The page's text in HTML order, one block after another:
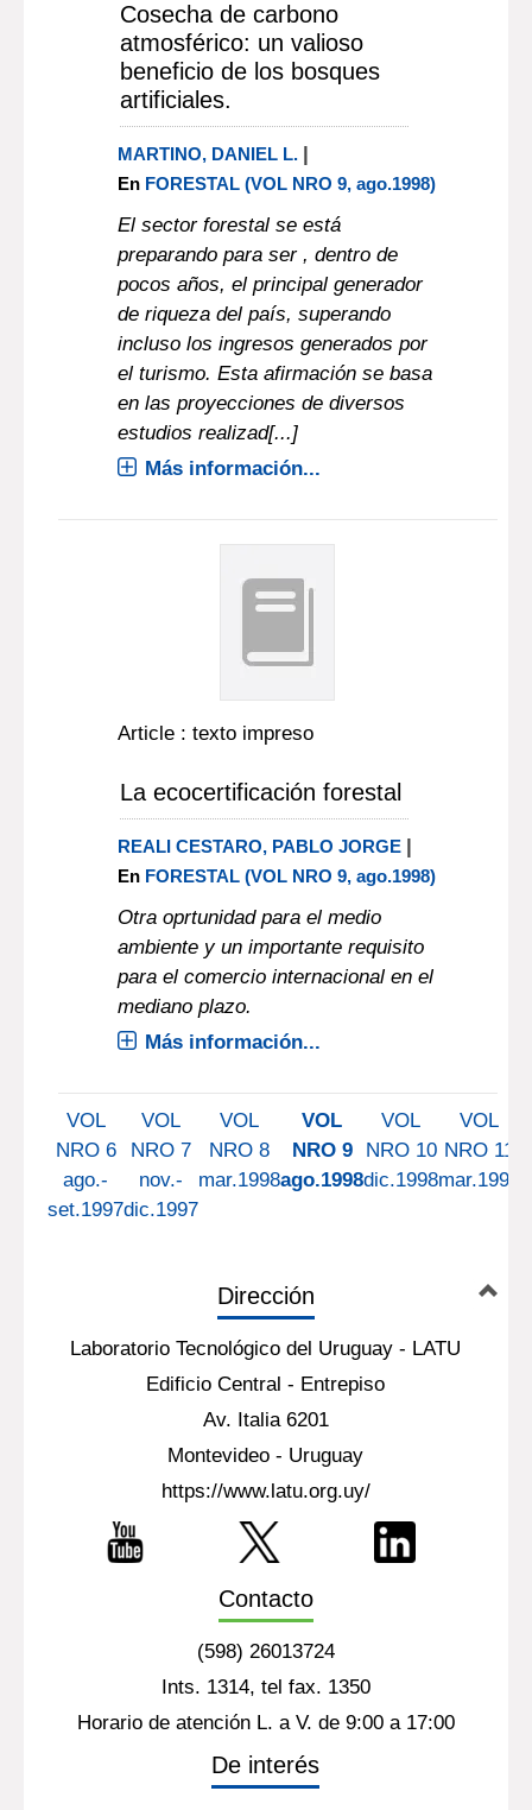
Cosecha de carbono
atmosférico: un valioso
beneficio de los bosques
artificiales.
MARTINO, DANIEL L. |
En FORESTAL (VOL NRO 9, ago.1998)
El sector forestal se está
preparando para ser , dentro de
pocos años, el principal generador
de riqueza del país, superando
incluso los ingresos generados por
el turismo. Esta afirmación se basa
en las proyecciones de diversos
estudios realizad[...]
Más información...
Article : texto impreso
La ecocertificación forestal
REALI CESTARO, PABLO JORGE |
En FORESTAL (VOL NRO 9, ago.1998)
Otra oprtunidad para el medio
ambiente y un importante requisito
para el comercio internacional en el
mediano plazo.
Más información...
VOL
NRO 6
ago.-
set.1997
VOL
NRO 7
nov.-
dic.1997
VOL
NRO 8
mar.1998
VOL
NRO 9
ago.1998
VOL
NRO 10
dic.1998
VOL
NRO 11
mar.1999
Dirección
Laboratorio Tecnológico del Uruguay - LATU
Edificio Central - Entrepiso
Av. Italia 6201
Montevideo - Uruguay
https://www.latu.org.uy/
Contacto
(598) 26013724
Ints. 1314, tel fax. 1350
Horario de atención L. a V. de 9:00 a 17:00
De interés